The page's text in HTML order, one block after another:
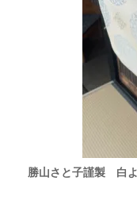
勝山さと子謹製 白